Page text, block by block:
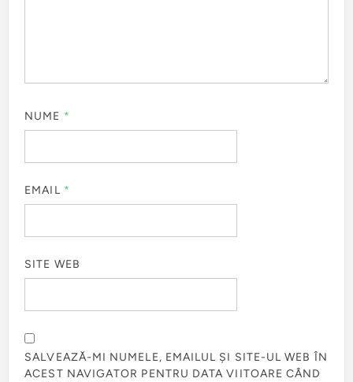
NUME *
EMAIL *
SITE WEB
SALVEAZĂ-MI NUMELE, EMAILUL ȘI SITE-UL WEB ÎN
ACEST NAVIGATOR PENTRU DATA VIITOARE CÂND